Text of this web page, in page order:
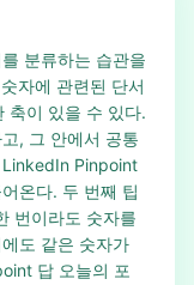
분류하는 습관을
자에 관련된 단서
축이 있을 수 있다.
, 그 안에서 공통
LinkedIn Pinpoint
온다. 두 번째 팁
번이라도 숫자를
도 같은 숫자가
답 오늘의 포